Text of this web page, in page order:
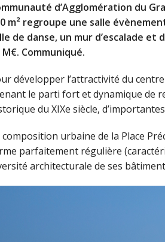
d’Agglomération du
m² regroupe une salle
de danse, un mur d’escalade
M€. Communiqué.
développer l’attractivité du
le parti fort et dynamique de
du XIXe siècle,
composition urbaine de la Place
parfaitement régulière
architecturale de ses